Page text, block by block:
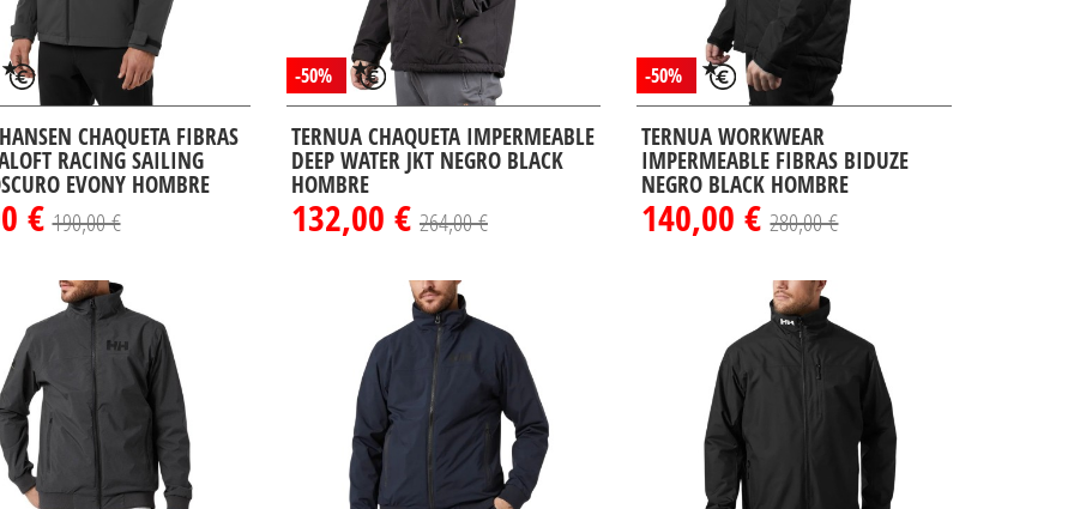
CHAQUETA FIBRAS
RACING SAILING
EVONY HOMBRE
€190,00 €
-50%
TERNUA CHAQUETA IMPERMEABLE
DEEP WATER JKT NEGRO BLACK
HOMBRE
132,00 € 264,00 €
-50%
TERNUA WORKWEAR
IMPERMEABLE FIBRAS BIDUZE
NEGRO BLACK HOMBRE
140,00 €280,00 €